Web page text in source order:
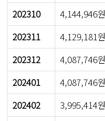
202310
4,144,946원
202311
4,129,181원
202312
4,087,746원
202401
4,087,746원
202402
3,995,414원